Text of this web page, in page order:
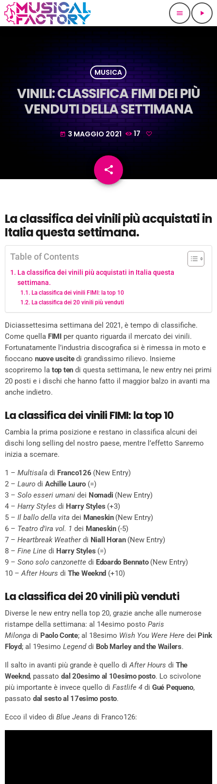
menu play_arrow
MUSICA
VINILI: CLASSIFICA FIMI DEI PIÙ
VENDUTI DELLA SETTIMANA
today 3 MAGGIO 2021 17
share
email
La classifica dei vinili più acquistati in
Italia questa settimana.
Table of Contents
La classifica dei vinili più acquistati in Italia questa
settimana.
La classifica dei vinili FIMI: la top 10
La classifica dei 20 vinili più venduti
Diciassettesima settimana del 2021, è tempo di classifiche.
Come quella FIMI per quanto riguarda il mercato dei vinili.
Fortunatamente l’industria discografica si è rimessa in moto e
fioccano nuove uscitedi grandissimo rilievo. Insieme
scopriremo la top tendi questa settimana, le new entry nei primi
20 posti e i dischi che hanno fatto il maggior balzo in avanti ma
anche indietro.
La classifica dei vinili FIMI: la top 10
Cambia la prima posizione e restano in classifica alcuni dei
dischi long selling del nostro paese, mentre l’effetto Sanremo
inizia a scemare.
1 – Multisala di Franco126 (New Entry)
2 – Lauro di Achille Lauro (=)
3 – Solo esseri umani dei Nomadi (New Entry)
4 – Harry Styles di Harry Styles (+3)
5 – Il ballo della vita dei Maneskin (New Entry)
6 – Teatro d’ira vol. 1 dei Maneskin (-5)
7 – Heartbreak Weatherdi Niall Horan (New Entry)
8 – Fine Line di Harry Styles (=)
9 – Sono solo canzonette di Edoardo Bennato (New Entry)
10 –After Hours di The Weeknd (+10)
La classifica dei 20 vinili più venduti
Diverse le new entry nella top 20, grazie anche alle numerose
ristampe della settimana: al 14esimo posto Paris
Milonga di Paolo Conte; al 18esimo Wish You Were Here dei Pink
Floyd; al 19esimo Legenddi Bob Marley and the Wailers.
Il salto in avanti più grande è quello diAfter Hours di The
Weeknd, passatodal 20esimo al 10esimo posto. Lo scivolone
più importante è invece quello di Fastlife 4 di Gué Pequeno,
passato dal sesto al 17esimo posto.
Ecco il video di Blue Jeans di Franco126: